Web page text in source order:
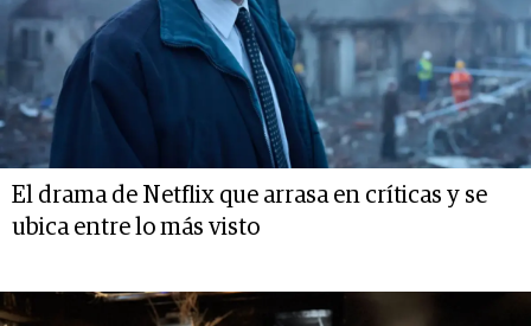
El drama de Netflix que arrasa en críticas y se
ubica entre lo más visto